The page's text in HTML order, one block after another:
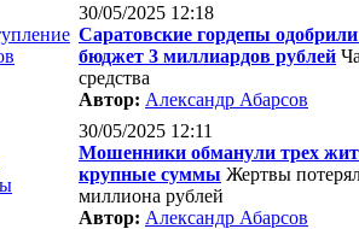
30/05/2025 12:18
Саратовские гордепы
бюджет 3 миллиардов рублей
средства
Автор: Александр Абарсов
30/05/2025 12:11
Мошенники обманули трех
крупные суммы Жертвы
миллиона рублей
Автор: Александр Абарсов